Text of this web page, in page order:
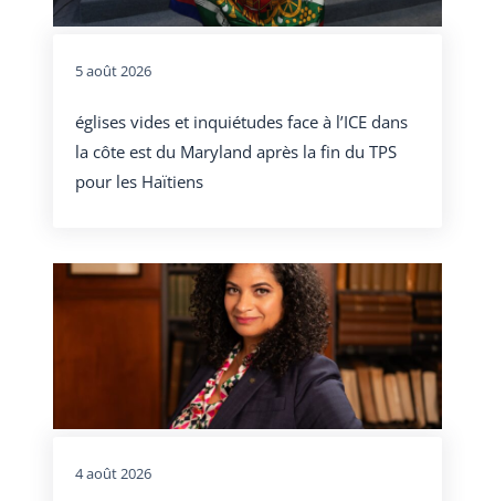
5 août 2026
églises vides et inquiétudes face à l’ICE dans
la côte est du Maryland après la fin du TPS
pour les Haïtiens
4 août 2026